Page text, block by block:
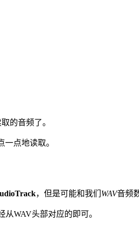
的音频了。
一点地读取。
，但是可能和我们 WAV音频
WAV头部对应的即可。